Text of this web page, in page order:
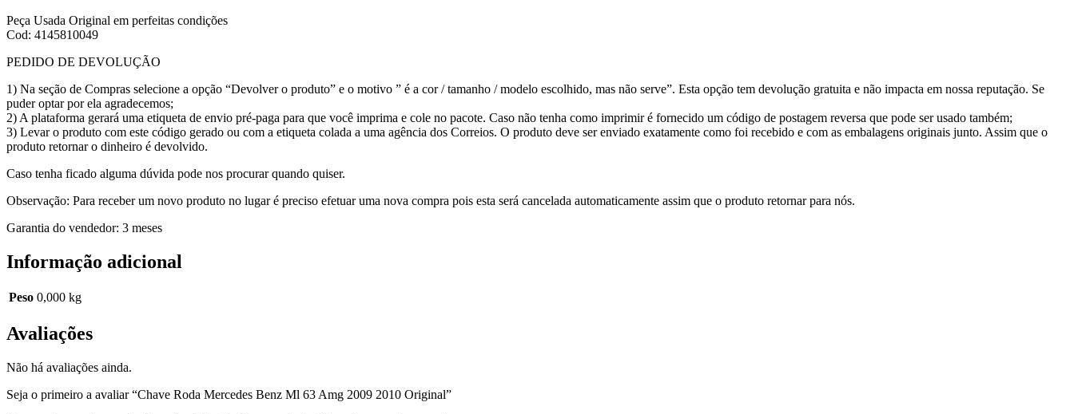
Peça Usada Original em perfeitas condições
Cod: 4145810049
PEDIDO DE DEVOLUÇÃO
1) Na seção de Compras selecione a opção “Devolver o produto” e o motivo ” é a cor / tamanho / modelo escolhido, mas não serve”. Esta opção tem devolução gratuita e não impacta em nossa reputação. Se
puder optar por ela agradecemos;
2) A plataforma gerará uma etiqueta de envio pré-paga para que você imprima e cole no pacote. Caso não tenha como imprimir é fornecido um código de postagem reversa que pode ser usado também;
3) Levar o produto com este código gerado ou com a etiqueta colada a uma agência dos Correios. O produto deve ser enviado exatamente como foi recebido e com as embalagens originais junto. Assim que o
produto retornar o dinheiro é devolvido.
Caso tenha ficado alguma dúvida pode nos procurar quando quiser.
Observação: Para receber um novo produto no lugar é preciso efetuar uma nova compra pois esta será cancelada automaticamente assim que o produto retornar para nós.
Garantia do vendedor: 3 meses
Informação adicional
Peso 0,000 kg
Avaliações
Não há avaliações ainda.
Seja o primeiro a avaliar “Chave Roda Mercedes Benz Ml 63 Amg 2009 2010 Original”